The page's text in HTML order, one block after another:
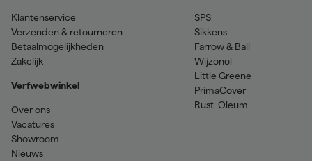
Klantenservice
Verzenden & retourneren
Betaalmogelijkheden
Zakelijk
Verfwebwinkel
Over ons
Vacatures
Showroom
Nieuws
SPS
Sikkens
Farrow & Ball
Wijzonol
Little Greene
PrimaCover
Rust-Oleum